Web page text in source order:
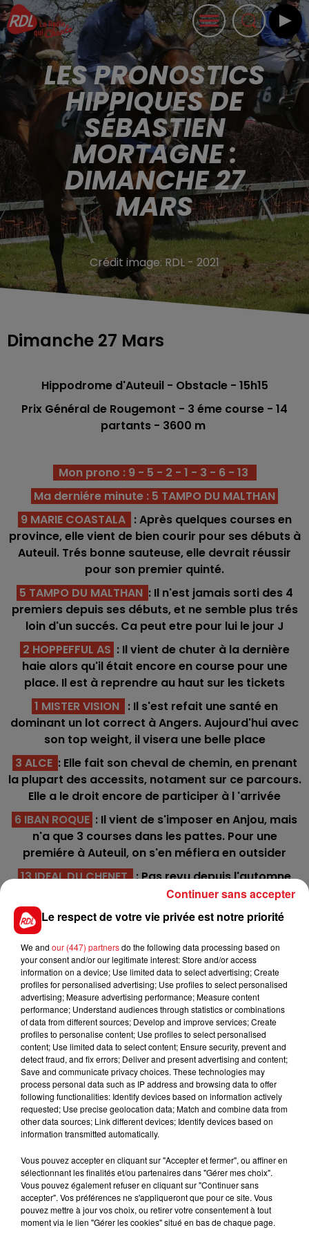
LES PRONOSTICS
HIPPIQUES DE
SÉBASTIEN
MORTAGNE :
DIMANCHE 27
MARS
Crédit image:RDL - 2021
Dimanche 27 Mars
Hippodrome d'Auteuil - Obstacle - 15h15
Prix Général de Rougemont - 3 éme course - 14
partants - 3600 m
Mon prono : 9 - 5 - 2 - 1 - 3 - 6 - 13
Ma derniére minute : 5 TAMPO DU MALTHAN
9 MARIE COASTALA : Après quelques courses en
province, elle vient de bien courir pour ses débuts à
Auteuil. Trés bonne sauteuse, elle devrait réussir
pour son premier quinté.
5 TAMPO DU MALTHAN : Il n'est jamais sorti des 4
premiers depuis ses débuts, et ne semble plus trés
loin d'un succés. Ca peut etre pour lui le jour J
2 HOPPEFFUL AS : Il vient de chuter à la dernière
haie alors qu'il était encore en course pour une
place. Il est à reprendre au haut sur les tickets
1 MISTER VISION : Il s'est refait une santé en
dominant un lot correct à Angers. Aujourd'hui avec
son top weight, il visera une belle place
3 ALCE : Elle fait son cheval de chemin, en prenant
la plupart des accessits, notament sur ce parcours.
Elle a le droit encore de participer à l 'arrivée
6 IBAN ROQUE : Il vient de s'imposer en Anjou, mais
n'a que 3 courses dans les pattes. Pour une
premiére à Auteuil, on s'en méfiera en outsider
13 IDEAL DU CHENET: Pas revu depuis l'automne
dernier, il avait néanmoins montré une pointe de
qualité. Est capable de bien courrir d'entrée de jeu.
En direct des pistes :
FILS D'ACTUS
15 juillet 2026
BÉTHUNE: ENQUÊTE POUR HOMICIDE
VOLONTAIRE EN COURS, APRÈS LA...
Selon les premiers éléments, le logement servait
Le respect de votre vie privée est notre priorité
We and our (447) partnersdo the following data processing based on
your consent and/or our legitimate interest: Store and/or access
information on a device; Use limited data to select advertising; Create
profiles for personalised advertising; Use profiles to select personalised
advertising; Measure advertising performance; Measure content
performance; Understand audiences through statistics or combinations
of data from different sources; Develop and improve services; Create
profiles to personalise content; Use profiles to select personalised
content; Use limited data to select content; Ensure security, prevent and
detect fraud, and fix errors; Deliver and present advertising and content;
Save and communicate privacy choices. These technologies may
process personal data such as IP address and browsing data to offer
following functionalities: Identify devices based on information actively
requested; Use precise geolocation data; Match and combine data from
other data sources; Link different devices; Identify devices based on
information transmitted automatically.
Vous pouvez accepter en cliquant sur "Accepter et fermer", ou affiner en
sélectionnant les finalités et/ou partenaires dans "Gérer mes choix".
Vous pouvez également refuser en cliquant sur "Continuer sans
accepter". Vos préférences ne s'appliqueront que pour ce site. Vous
pouvez mettre à jour vos choix, ou retirer votre consentement à tout
moment via le lien "Gérer les cookies" situé en bas de chaque page.
Continuer sans accepter